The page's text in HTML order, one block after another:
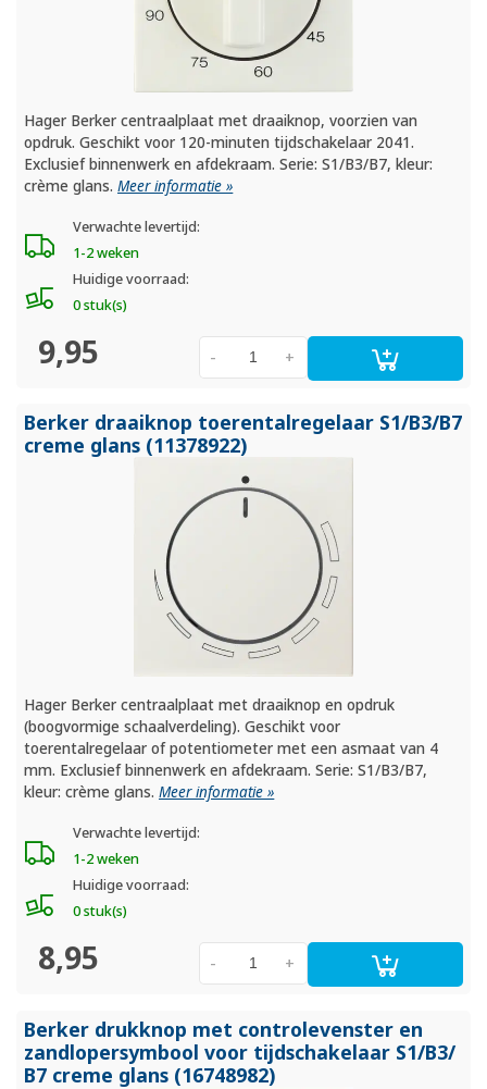
Hager Berker centraalplaat met draaiknop, voorzien van
opdruk. Geschikt voor 120-minuten tijdschakelaar 2041.
Exclusief binnenwerk en afdekraam. Serie: S1/B3/B7, kleur:
crème glans.Meer informatie »
Verwachte levertijd:
1-2 weken
Huidige voorraad:
0 stuk(s)
9,95 +
-
Berker draaiknop toerentalregelaar S1/B3/B7
creme glans (11378922)
Hager Berker centraalplaat met draaiknop en opdruk
(boogvormige schaalverdeling). Geschikt voor
toerentalregelaar of potentiometer met een asmaat van 4
mm. Exclusief binnenwerk en afdekraam. Serie: S1/B3/B7,
kleur: crème glans.Meer informatie »
Verwachte levertijd:
1-2 weken
Huidige voorraad:
0 stuk(s)
8,95 +
-
Berker drukknop met controlevenster en
zandlopersymbool voor tijdschakelaar S1/B3/
B7 creme glans (16748982)